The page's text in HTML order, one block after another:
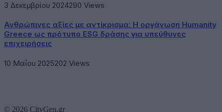
3 Δεκεμβρίου 2024290 Views
Ανθρώπινες αξίες με αντίκρισμα: Η οργάνωση Humanity
Greece ως πρότυπο ESG δράσης για υπεύθυνες
επιχειρήσεις
10 Μαΐου 2025202 Views
© 2026 CityGen.gr